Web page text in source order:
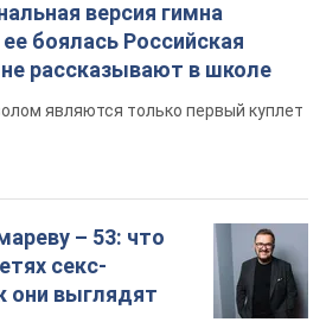
версия гимна
боялась Российская
рассказывают в школе
являются только первый куплет
– 53: что
секс-
они выглядят